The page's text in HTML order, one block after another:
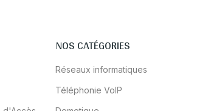
NOS CATÉGORIES
Réseaux informatiques
Téléphonie VoIP